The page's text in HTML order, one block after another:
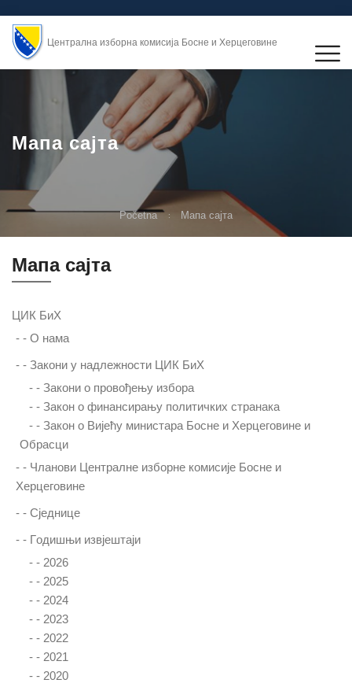
Централна изборна комисија Босне и Херцеговине
Мапа сајта
Početna Мапа сајта
Мапа сајта
ЦИК БиХ
- - О нама
- - Закони у надлежности ЦИК БиХ
- - Закони о провођењу избора
- - Закон о финансирању политичких странака
- - Закон о Вијећу министара Босне и Херцеговине и
Обрасци
- - Чланови Централне изборне комисије Босне и
Херцеговине
- - Сједнице
- - Гoдишњи извjeштajи
- - 2026
- - 2025
- - 2024
- - 2023
- - 2022
- - 2021
- - 2020